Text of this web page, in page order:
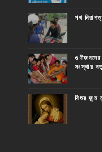
পথ
সংস্থার
যিশুর জন্ম